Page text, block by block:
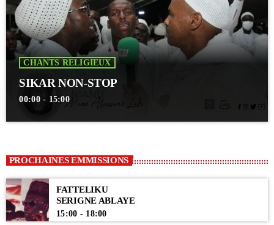
CHANTS RELIGIEUX
SIKAR NON-STOP
00:00 - 15:00
PROCHAINES EMMISSIONS
FATTELIKU
SERIGNE ABLAYE
15:00 - 18:00